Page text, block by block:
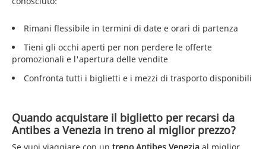
Rimani flessibile in termini di date e orari di partenza
Tieni gli occhi aperti per non perdere le offerte
promozionali e l'apertura delle vendite
Confronta tutti i biglietti e i mezzi di trasporto disponibili
Quando acquistare il biglietto per recarsi da
Antibes a Venezia in treno al miglior prezzo?